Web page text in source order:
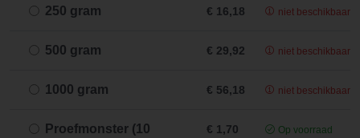
250 gram € 16,18 niet beschikbaar
500 gram € 29,92 niet beschikbaar
1000 gram € 56,18 niet beschikbaar
Proefmonster (10
€ 1,70 Op voorraad